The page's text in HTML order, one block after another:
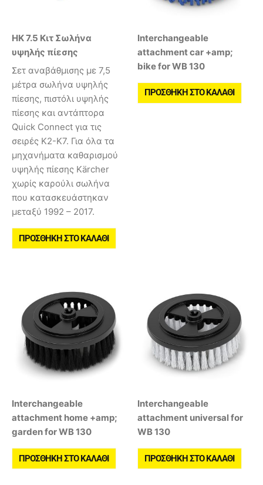
HK 7.5 Κιτ Σωλήνα
υψηλής πίεσης
Σετ αναβάθμισης με 7,5
μέτρα σωλήνα υψηλής
πίεσης, πιστόλι υψηλής
πίεσης και αντάπτορα
Quick Connect για τις
σειρές Κ2-Κ7. Για όλα τα
μηχανήματα καθαρισμού
υψηλής πίεσης Kärcher
χωρίς καρούλι σωλήνα
που κατασκευάστηκαν
μεταξύ 1992 – 2017.
ΠΡΟΣΘΉΚΗ ΣΤΟ ΚΑΛΆΘΙ
Interchangeable
attachment car +amp;
bike for WB 130
ΠΡΟΣΘΉΚΗ ΣΤΟ ΚΑΛΆΘΙ
Interchangeable
attachment home +amp;
garden for WB 130
ΠΡΟΣΘΉΚΗ ΣΤΟ ΚΑΛΆΘΙ
Interchangeable
attachment universal for
WB 130
ΠΡΟΣΘΉΚΗ ΣΤΟ ΚΑΛΆΘΙ